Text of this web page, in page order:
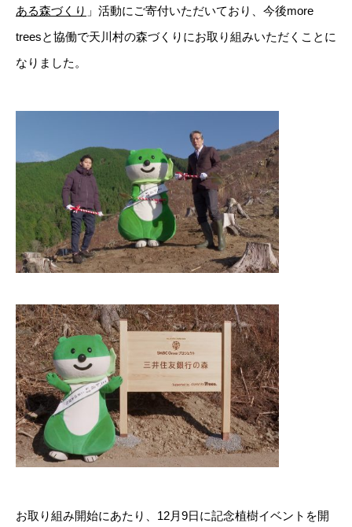
ある森づくり 」活動にご寄付いただいており、今後more
treesと協働で天川村の森づくりにお取り組みいただくことに
なりました。
お取り組み開始にあたり、12月9日に記念植樹イベントを開